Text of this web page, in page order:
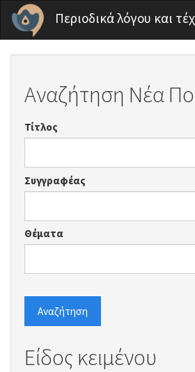
Παράκαμψη προς το κυρίως περιεχόμενο
Περιοδικά λόγου και
Αναζήτηση Νέα
Τίτλος
Συγγραφέας
Θέματα
Αναζήτηση
Είδος κειμένου